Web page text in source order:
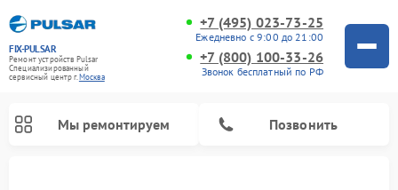
FIX-PULSAR
Ремонт устройств Pulsar
Специализированный
cервисный центр г.Москва
+7 (495) 023-73-25
Ежедневно с 9:00 до 21:00
+7 (800) 100-33-26
Звонок бесплатный по РФ
Мы ремонтируем Позвонить